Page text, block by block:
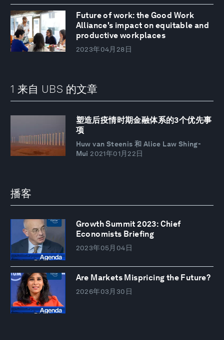
Future of work: the Good Work
Alliance's impact on equitable and
productive workplaces
2023年04月28日
1 来自 UBS 的文章
塑造后疫情时期金融体系的3个优先事
项
Huw van Steenis 和 Alice Law Shing-
Mui 2021年01月22日
播客
Growth Summit 2023: Chief
Economists Briefing
2023年05月04日
Are Markets Mispricing the Future?
2026年03月30日